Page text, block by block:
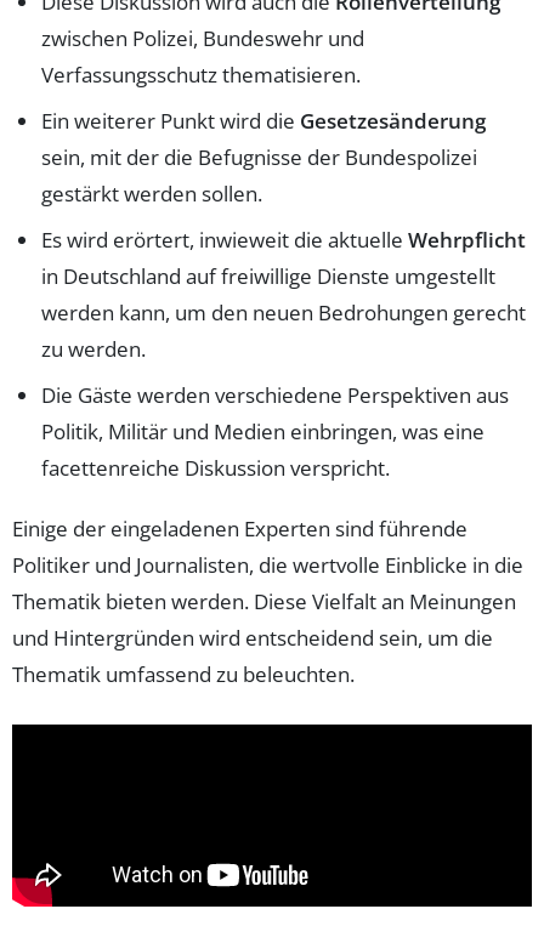
zwischen Polizei, Bundeswehr und
Verfassungsschutz thematisieren.
Ein weiterer Punkt wird die Gesetzesänderung
sein, mit der die Befugnisse der Bundespolizei
gestärkt werden sollen.
Es wird erörtert, inwieweit die aktuelle Wehrpflicht
in Deutschland auf freiwillige Dienste umgestellt
werden kann, um den neuen Bedrohungen gerecht
zu werden.
Die Gäste werden verschiedene Perspektiven aus
Politik, Militär und Medien einbringen, was eine
facettenreiche Diskussion verspricht.
Einige der eingeladenen Experten sind führende
Politiker und Journalisten, die wertvolle Einblicke in die
Thematik bieten werden. Diese Vielfalt an Meinungen
und Hintergründen wird entscheidend sein, um die
Thematik umfassend zu beleuchten.